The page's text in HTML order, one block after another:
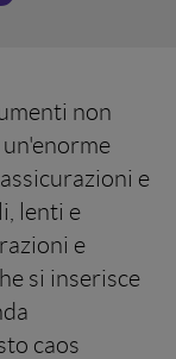
non
e
lenti e
e
si inserisce
caos